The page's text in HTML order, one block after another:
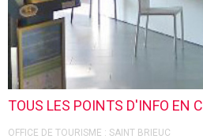
TOUS LES POINTS D'INFO EN
OFFICE DE TOURISME : SAINT BRIEUC